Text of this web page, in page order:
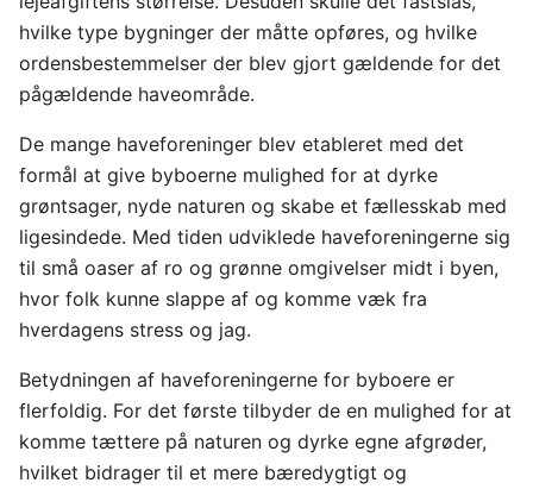
hvilke type bygninger der måtte opføres, og hvilke
ordensbestemmelser der blev gjort gældende for det
pågældende haveområde.
De mange haveforeninger blev etableret med det
formål at give byboerne mulighed for at dyrke
grøntsager, nyde naturen og skabe et fællesskab med
ligesindede. Med tiden udviklede haveforeningerne sig
til små oaser af ro og grønne omgivelser midt i byen,
hvor folk kunne slappe af og komme væk fra
hverdagens stress og jag.
Betydningen af haveforeningerne for byboere er
flerfoldig. For det første tilbyder de en mulighed for at
komme tættere på naturen og dyrke egne afgrøder,
hvilket bidrager til et mere bæredygtigt og